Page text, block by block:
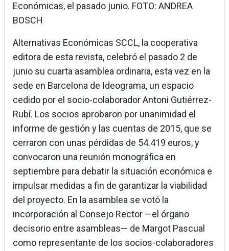
Económicas, el pasado junio. FOTO: ANDREA
BOSCH
Alternativas Económicas SCCL, la cooperativa
editora de esta revista, celebró el pasado 2 de
junio su cuarta asamblea ordinaria, esta vez en la
sede en Barcelona de Ideograma, un espacio
cedido por el socio-colaborador Antoni Gutiérrez-
Rubí. Los socios aprobaron por unanimidad el
informe de gestión y las cuentas de 2015, que se
cerraron con unas pérdidas de 54.419 euros, y
convocaron una reunión monográfica en
septiembre para debatir la situación económica e
impulsar medidas a fin de garantizar la viabilidad
del proyecto. En la asamblea se votó la
incorporación al Consejo Rector —el órgano
decisorio entre asambleas— de Margot Pascual
como representante de los socios-colaboradores